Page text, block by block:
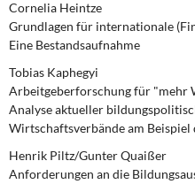
Cornelia Heintze
Grundlagen für internationale
Eine Bestandsaufnahme
Tobias Kaphegyi
Arbeitgeberforschung für "mehr
Analyse aktueller
Wirtschaftsverbände am
Henrik Piltz/Gunter Quaißer
Anforderungen an die